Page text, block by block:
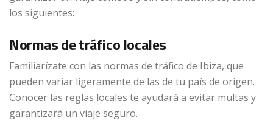
los siguientes:
Normas de tráfico locales
Familiarízate con las normas de tráfico de Ibiza, que
pueden variar ligeramente de las de tu país de origen.
Conocer las reglas locales te ayudará a evitar multas y
garantizará un viaje seguro.